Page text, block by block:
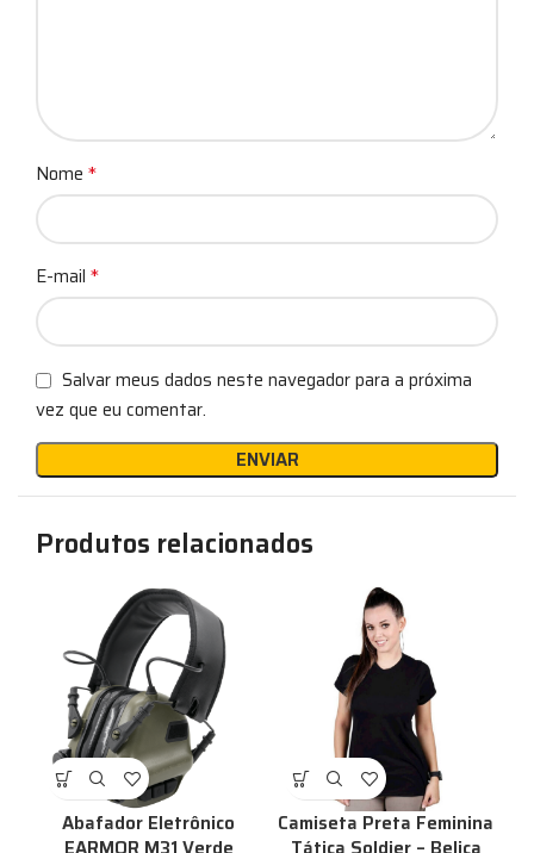
Nome *
E-mail *
Salvar meus dados neste navegador para a próxima
vez que eu comentar.
Produtos relacionados
Abafador Eletrônico
Camiseta Preta Feminina